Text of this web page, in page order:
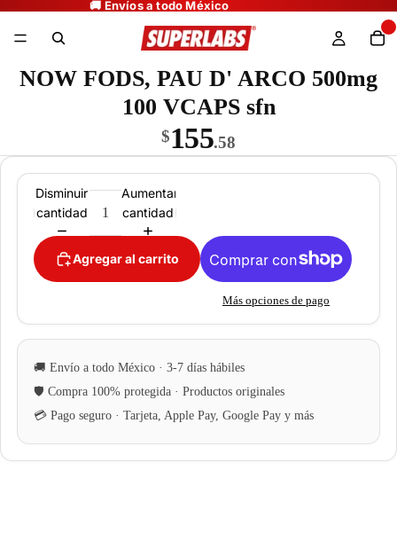
NOW FODS, PAU D' ARCO 500mg
100 VCAPS sfn
$155.58
Disminuir
cantidad
Aumentar
cantidad
Agregar al carrito
Más opciones de pago